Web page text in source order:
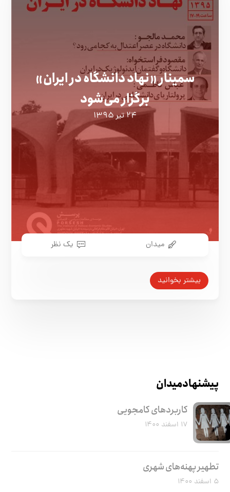
سمینار «نهاد دانشگاه در ایران»
برگزار می‌شود
۲۴ تیر ۱۳۹۵
میدان یک نظر
بیشتر بخوانید
پیشنهاد میدان
کاربرد‌های کامجویی
۱۷ اسفند ۱۴۰۰
تطهیر پهنه‌های شهری
۵ اسفند ۱۴۰۰